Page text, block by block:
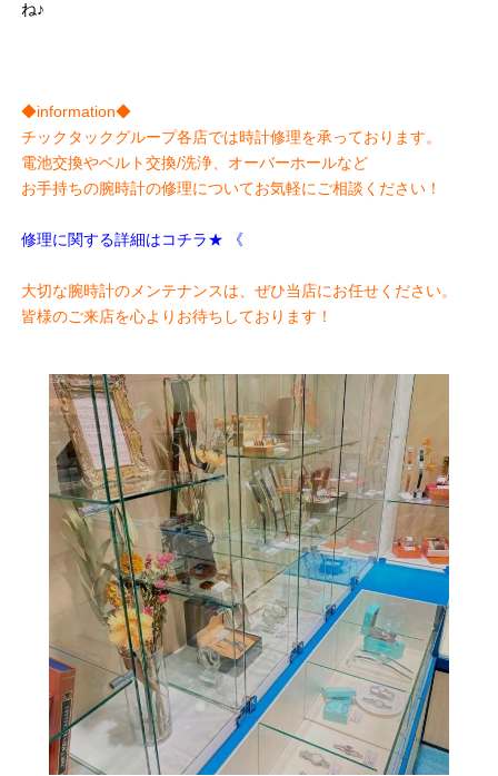
ね♪
◆information◆
チックタックグループ各店では時計修理を承っております。
電池交換やベルト交換/洗浄、オーバーホールなど
お手持ちの腕時計の修理についてお気軽にご相談ください！
修理に関する詳細はコチラ★ 《
大切な腕時計のメンテナンスは、ぜひ当店にお任せください。
皆様のご来店を心よりお待ちしております！